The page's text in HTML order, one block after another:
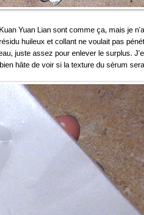
Yuan Lian sont comme ça, mais je
huileux et collant ne voulait pas
juste assez pour enlever le surplus.
hâte de voir si la texture du sérum